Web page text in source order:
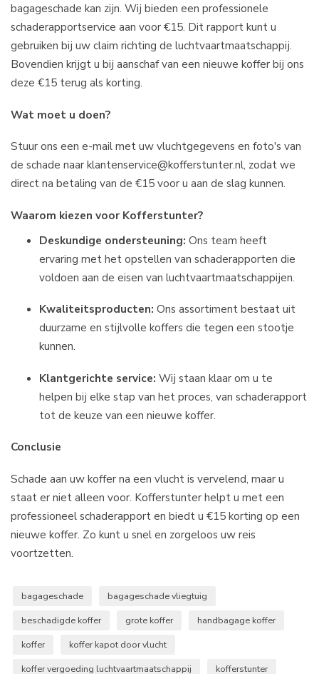
bagageschade kan zijn. Wij bieden een professionele
schaderapportservice aan voor €15. Dit rapport kunt u
gebruiken bij uw claim richting de luchtvaartmaatschappij.
Bovendien krijgt u bij aanschaf van een nieuwe koffer bij ons
deze €15 terug als korting.
Wat moet u doen?
Stuur ons een e-mail met uw vluchtgegevens en foto's van
de schade naarklantenservice@kofferstunter.nl, zodat we
direct na betaling van de €15 voor u aan de slag kunnen.
Waarom kiezen voor Kofferstunter?
Deskundige ondersteuning: Ons team heeft
ervaring met het opstellen van schaderapporten die
voldoen aan de eisen van luchtvaartmaatschappijen.
Kwaliteitsproducten: Ons assortiment bestaat uit
duurzame en stijlvolle koffers die tegen een stootje
kunnen.
Klantgerichte service: Wij staan klaar om u te
helpen bij elke stap van het proces, van schaderapport
tot de keuze van een nieuwe koffer.
Conclusie
Schade aan uw koffer na een vlucht is vervelend, maar u
staat er niet alleen voor. Kofferstunter helpt u met een
professioneel schaderapport en biedt u €15 korting op een
nieuwe koffer. Zo kunt u snel en zorgeloos uw reis
voortzetten.
bagageschade
bagageschade vliegtuig
beschadigde koffer
grote koffer
handbagage koffer
koffer
koffer kapot door vlucht
koffer vergoeding luchtvaartmaatschappij
kofferstunter